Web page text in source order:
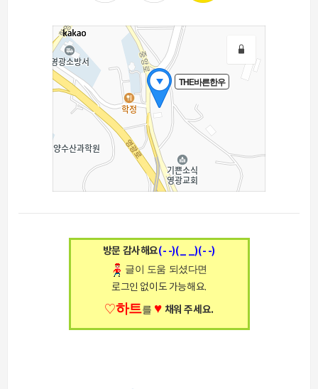
방문 감사해요(- -)(_ _)(- -)
글이 도움 되셨다면
로그인 없이도 가능해요.
♡하트를 ♥ 채워 주세요.